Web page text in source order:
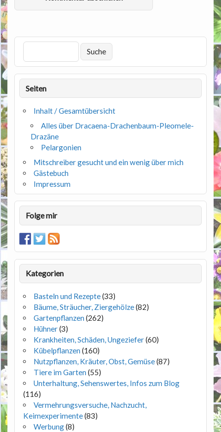
Seiten
Inhalt / Gesamtübersicht
Alles über Dracaena-Drachenbaum-Pleomele-
Drazäne
Pelargonien
Mitschreiber gesucht und ein wenig über mich
Gästebuch
Impressum
Folge mir
Kategorien
Basteln und Rezepte(33)
Bäume, Sträucher, Ziergehölze(82)
Gartenpflanzen (262)
Hühner(3)
Krankheiten, Schäden, Ungeziefer(60)
Kübelpflanzen (160)
Nutzpflanzen, Kräuter, Obst, Gemüse(87)
Tiere im Garten (55)
Unterhaltung, Sehenswertes, Infos zum Blog
(116)
Vermehrungsversuche, Nachzucht,
Keimexperimente(83)
Werbung(8)